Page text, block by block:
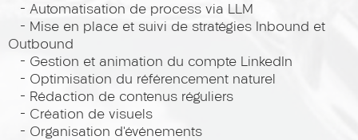
- Automatisation de process via LLM
- Mise en place et suivi de stratégies Inbound et
Outbound
- Gestion et animation du compte LinkedIn
- Optimisation du référencement naturel
- Rédaction de contenus réguliers
- Création de visuels
- Organisation d’événements